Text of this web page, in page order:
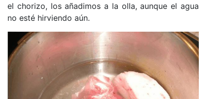
el chorizo, los añadimos a la olla, aunque el agua
no esté hirviendo aún.